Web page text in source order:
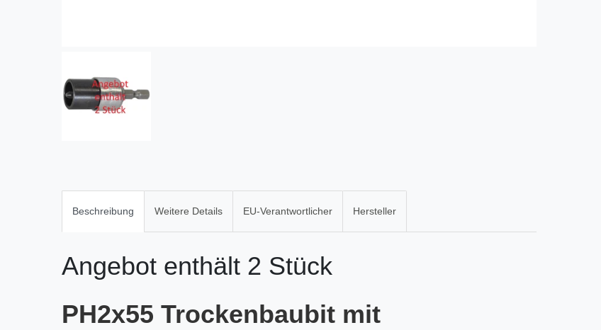
Beschreibung Weitere Details EU-Verantwortlicher Hersteller
Angebot enthält 2 Stück
PH2x55 Trockenbaubit mit